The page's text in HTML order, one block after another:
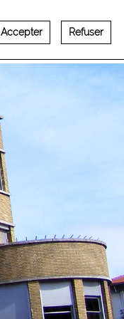
Accepter Refuser
Français